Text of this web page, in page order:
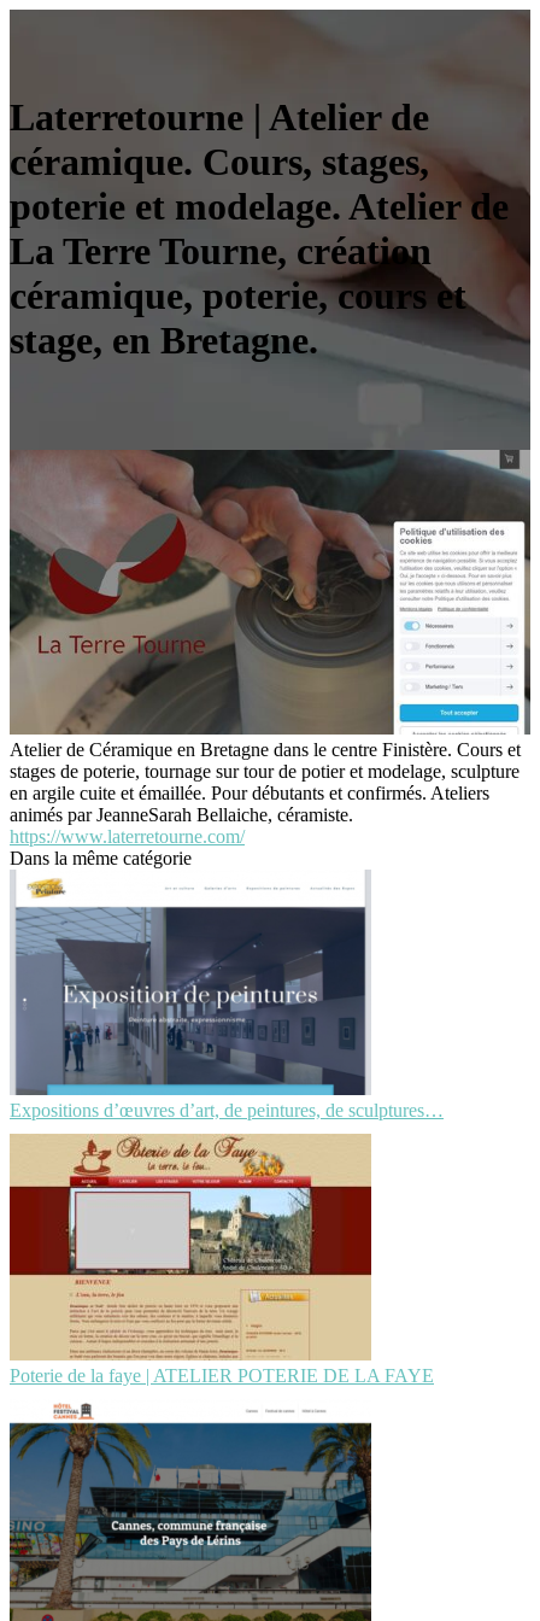
Later­re­tour­ne | Atelier de
céramique. Cours, stages,
poterie et modelage. Atelier de
La Terre Tourne, création
céramique, poterie, cours et
stage, en Bretagne.
Atelier de Céramique en Bretagne dans le centre Finistère. Cours et
stages de poterie, tournage sur tour de potier et modelage, sculpture
en argile cuite et émaillée. Pour débutants et confirmés. Ateliers
animés par JeanneSarah Bellaiche, céramiste.
https://www.laterretourne.com/
Dans la même catégorie
Expositions d’œuvres d’art, de peintures, de sculptures…
Poterie de la faye | ATELIER POTERIE DE LA FAYE